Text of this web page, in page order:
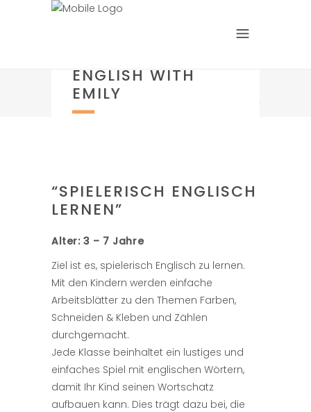
ENGLISH WITH
EMILY
“SPIELERISCH ENGLISCH
LERNEN”
Alter: 3 – 7 Jahre
Ziel ist es, spielerisch Englisch zu lernen.
Mit den Kindern werden einfache
Arbeitsblätter zu den Themen Farben,
Schneiden & Kleben und Zählen
durchgemacht.
Jede Klasse beinhaltet ein lustiges und
einfaches Spiel mit englischen Wörtern,
damit Ihr Kind seinen Wortschatz
aufbauen kann. Dies trägt dazu bei, die